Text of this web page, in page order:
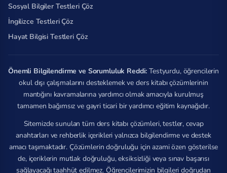
Sosyal Bilgiler Testleri Çöz
İngilizce Testleri Çöz
Hayat Bilgisi Testleri Çöz
Önemli Bilgilendirme ve Sorumluluk Reddi: Testyurdu, öğrencilerin
okul dışı çalışmalarını desteklemek ve ders kitabı çözümlerinin
mantığını kavramalarına yardımcı olmak amacıyla kurulmuş
tamamen bağımsız ve gayri ticari bir yardımcı eğitim kaynağıdır.
Sitemizde sunulan tüm ders kitabı çözümleri, testler, cevap
anahtarları ve rehberlik içerikleri yalnızca bilgilendirme ve destek
amacı taşımaktadır. Çözümlerin doğruluğu için azami özen gösterilse
de, içeriklerin mutlak doğruluğu, eksiksizliği veya sınav başarısı
sağlayacağı taahhüt edilmez. Öğrencilerimizin bilgileri doğrudan